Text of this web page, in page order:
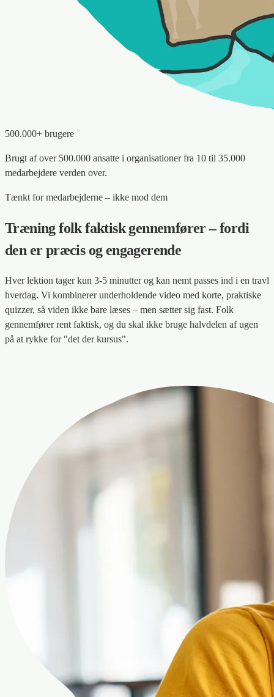
500.000+ brugere
Brugt af over 500.000 ansatte i organisationer fra 10 til 35.000
medarbejdere verden over.
Tænkt for medarbejderne – ikke mod dem
Træning folk faktisk gennemfører – fordi
den er præcis og engagerende
Hver lektion tager kun 3-5 minutter og kan nemt passes ind i en travl
hverdag. Vi kombinerer underholdende video med korte, praktiske
quizzer, så viden ikke bare læses – men sætter sig fast. Folk
gennemfører rent faktisk, og du skal ikke bruge halvdelen af ugen
på at rykke for "det der kursus".